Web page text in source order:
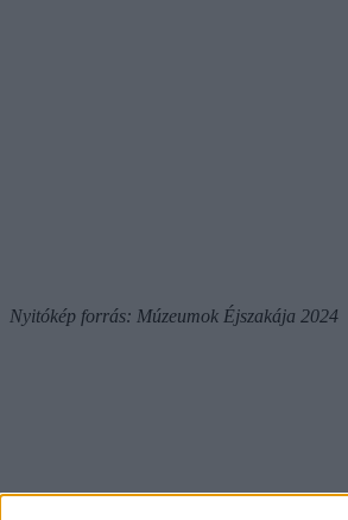
Nyitókép forrás: Múzeumok Éjszakája 2024